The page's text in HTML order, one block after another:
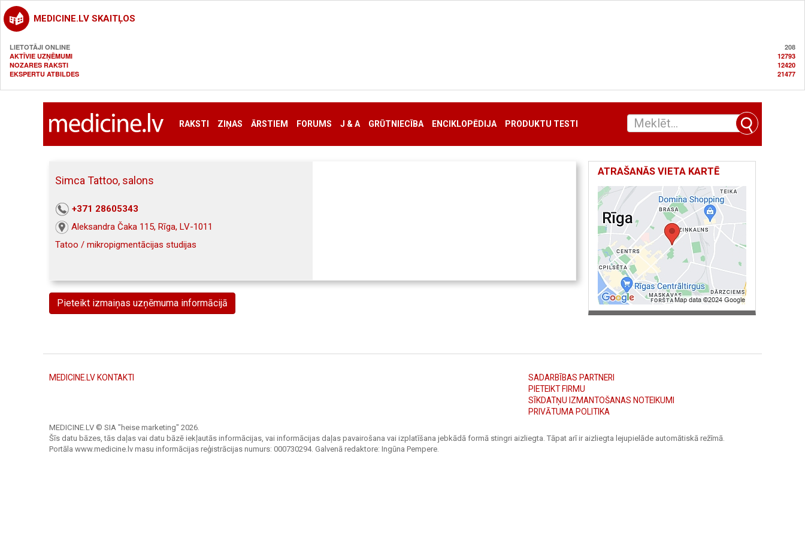
MEDICINE.LV SKAITĻOS
LIETOTĀJI ONLINE
208
AKTĪVIE UZŅĒMUMI
12793
NOZARES RAKSTI
12420
EKSPERTU ATBILDES
21477
RAKSTI ZIŅAS ĀRSTIEM FORUMS J & A GRŪTNIECĪBA ENCIKLOPĒDIJA PRODUKTU TESTI
Simca Tattoo, salons
+371 28605343
Aleksandra Čaka 115, Rīga, LV-1011
Tatoo / mikropigmentācijas studijas
Pieteikt izmaiņas uzņēmuma informācijā
ATRAŠANĀS VIETA KARTĒ
MEDICINE.LV KONTAKTI
SADARBĪBAS PARTNERI
PIETEIKT FIRMU
SĪKDATŅU IZMANTOŠANAS NOTEIKUMI
PRIVĀTUMA POLITIKA
MEDICINE.LV © SIA "heise marketing" 2026.
Šīs datu bāzes, tās daļas vai datu bāzē iekļautās informācijas, vai informācijas daļas pavairošana vai izplatīšana jebkādā formā stingri aizliegta. Tāpat arī ir aizliegta lejupielāde automātiskā režīmā.
Portāla www.medicine.lv masu informācijas reģistrācijas numurs: 000730294. Galvenā redaktore: Ingūna Pempere.